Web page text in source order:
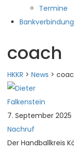
Termine
Bankverbindung
coach
HKKR > News >
7. September 2025
Nachruf
Der Handballkreis